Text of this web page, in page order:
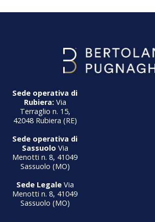
Sede operativa di
Rubiera: Via
Terraglio n. 15,
42048 Rubiera (RE)
Sede operativa di
Sassuolo Via
Menotti n. 8, 41049
Sassuolo (MO)
Sede LegaleVia
Menotti n. 8, 41049
Sassuolo (MO)